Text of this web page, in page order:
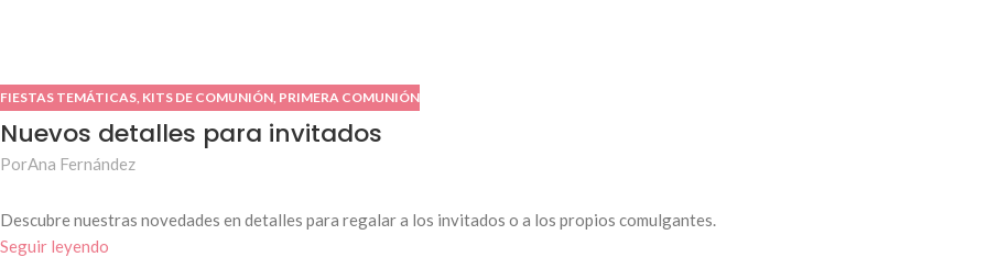
FIESTAS TEMÁTICAS, KITS DE COMUNIÓN, PRIMERA COMUNIÓN
Nuevos detalles para invitados
PorAna Fernández
Descubre nuestras novedades en detalles para regalar a los invitados o a los propios comulgantes.
Seguir leyendo